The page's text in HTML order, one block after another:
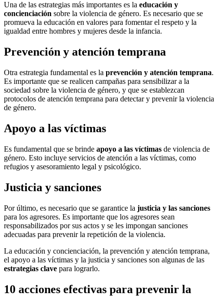
Una de las estrategias más importantes es la educación y
concienciación sobre la violencia de género. Es necesario que se
promueva la educación en valores para fomentar el respeto y la
igualdad entre hombres y mujeres desde la infancia.
Prevención y atención temprana
Otra estrategia fundamental es la prevención y atención temprana.
Es importante que se realicen campañas para sensibilizar a la
sociedad sobre la violencia de género, y que se establezcan
protocolos de atención temprana para detectar y prevenir la violencia
de género.
Apoyo a las víctimas
Es fundamental que se brinde apoyo a las víctimas de violencia de
género. Esto incluye servicios de atención a las víctimas, como
refugios y asesoramiento legal y psicológico.
Justicia y sanciones
Por último, es necesario que se garantice la justicia y las sanciones
para los agresores. Es importante que los agresores sean
responsabilizados por sus actos y se les impongan sanciones
adecuadas para prevenir la repetición de la violencia.
La educación y concienciación, la prevención y atención temprana,
el apoyo a las víctimas y la justicia y sanciones son algunas de las
estrategias clave para lograrlo.
10 acciones efectivas para prevenir la